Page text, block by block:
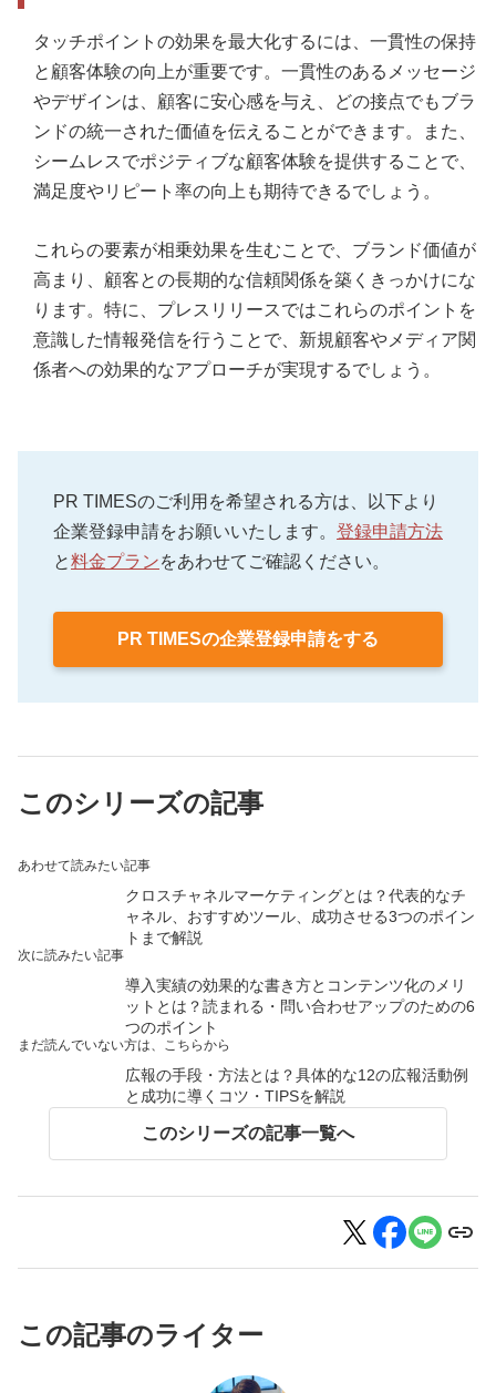
タッチポイントの効果を最大化するには、一貫性の保持
と顧客体験の向上が重要です。一貫性のあるメッセージ
やデザインは、顧客に安心感を与え、どの接点でもブラ
ンドの統一された価値を伝えることができます。また、
シームレスでポジティブな顧客体験を提供することで、
満足度やリピート率の向上も期待できるでしょう。
これらの要素が相乗効果を生むことで、ブランド価値が
高まり、顧客との長期的な信頼関係を築くきっかけにな
ります。特に、プレスリリースではこれらのポイントを
意識した情報発信を行うことで、新規顧客やメディア関
係者への効果的なアプローチが実現するでしょう。
PR TIMESのご利用を希望される方は、以下より
企業登録申請をお願いいたします。 登録申請方法
と料金プランをあわせてご確認ください。
PR TIMESの企業登録申請をする
このシリーズの記事
あわせて読みたい記事
クロスチャネルマーケティングとは？代表的なチ
ャネル、おすすめツール、成功させる3つのポイン
トまで解説
次に読みたい記事
導入実績の効果的な書き方とコンテンツ化のメリ
ットとは？読まれる・問い合わせアップのための6
つのポイント
まだ読んでいない方は、こちらから
広報の手段・方法とは？具体的な12の広報活動例
と成功に導くコツ・TIPSを解説
このシリーズの記事一覧へ
この記事のライター